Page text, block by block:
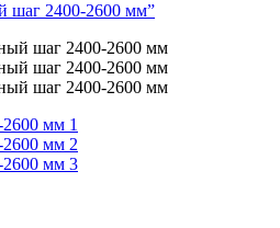
шаг 2400-2600 мм”